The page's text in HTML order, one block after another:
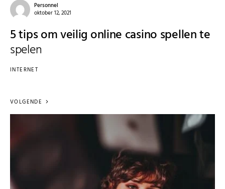
Personnel
oktober 12, 2021
5 tips om veilig online casino spellen te
spelen
INTERNET
VOLGENDE